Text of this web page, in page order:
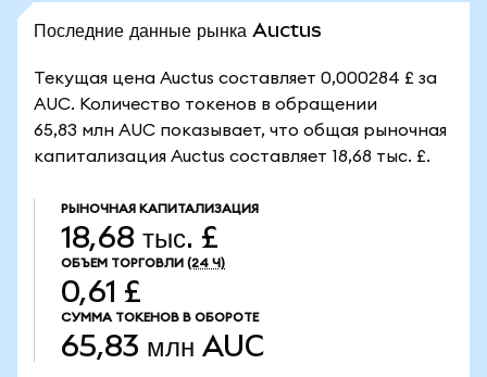
Последние данные рынка Auctus
Текущая цена Auctus составляет 0,000284 £ за
AUC. Количество токенов в обращении
65,83 млн AUC показывает, что общая рыночная
капитализация Auctus составляет 18,68 тыс. £.
РЫНОЧНАЯ КАПИТАЛИЗАЦИЯ
18,68 тыс. £
ОБЪЕМ ТОРГОВЛИ (24 Ч)
0,61 £
СУММА ТОКЕНОВ В ОБОРОТЕ
65,83 млн AUC